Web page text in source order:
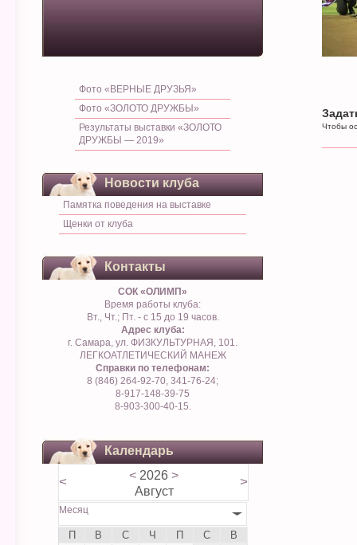
Фото «ВЕРНЫЕ ДРУЗЬЯ»
Фото «ЗОЛОТО ДРУЖБЫ»
Результаты выставки «ЗОЛОТО
ДРУЖБЫ — 2019»
Новости клуба
Памятка поведения на выставке
Щенки от клуба
Контакты
СОК «ОЛИМП»
Время работы клуба:
Вт., Чт.; Пт. - с 15 до 19 часов.
Адрес клуба:
г. Самара, ул. ФИЗКУЛЬТУРНАЯ, 101.
ЛЕГКОАТЛЕТИЧЕСКИЙ МАНЕЖ
Справки по телефонам:
8 (846) 264-92-70, 341-76-24;
8-917-148-39-75
8-903-300-40-15.
Календарь
< < 2026 >
Август
>
Месяц
П В С Ч П С В
Чтобы